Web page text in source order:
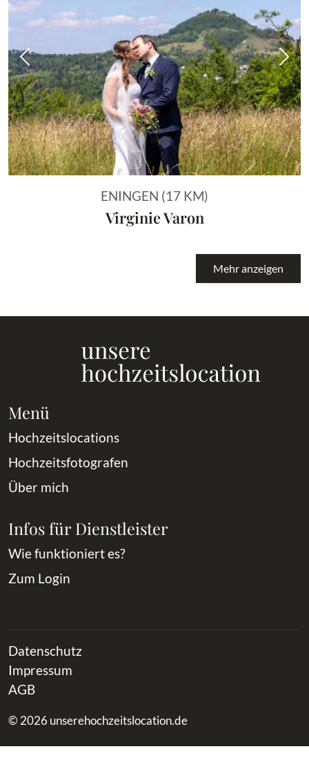
Vorheriges Bild
ENINGEN (17 KM)
Virginie Varon
Mehr anzeigen
Menü
Hochzeitslocations
Hochzeitsfotografen
Über mich
Infos für Dienstleister
Wie funktioniert es?
Zum Login
Datenschutz
Impressum
AGB
© 2026 unserehochzeitslocation.de